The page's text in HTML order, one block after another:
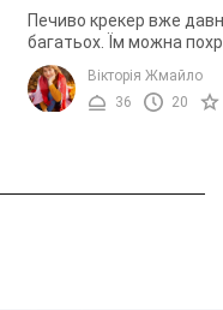
Печиво крекер вже
багатьох. Їм можна
ввечері, переглядаючи
просто подати як
них навіть можна ...
Вікторія Жмайло
36
20